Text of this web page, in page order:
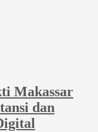
Makassar
dan